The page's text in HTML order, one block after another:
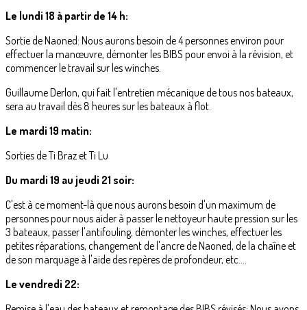
Le lundi 18 à partir de 14 h:
Sortie de Naoned: Nous aurons besoin de 4 personnes environ pour
effectuer la manœuvre, démonter les BIBS pour envoi à la révision, et
commencer le travail sur les winches.
Guillaume Derlon, qui fait l'entretien mécanique de tous nos bateaux,
sera au travail dès 8 heures sur les bateaux à flot.
Le mardi 19 matin:
Sorties de Ti Braz et Ti Lu
Du mardi 19 au jeudi 21 soir:
C'est à ce moment-là que nous aurons besoin d'un maximum de
personnes pour nous aider à passer le nettoyeur haute pression sur les
3 bateaux, passer l'antifouling, démonter les winches, effectuer les
petites réparations, changement de l'ancre de Naoned, de la chaîne et
de son marquage à l'aide des repères de profondeur, etc....
Le vendredi 22: